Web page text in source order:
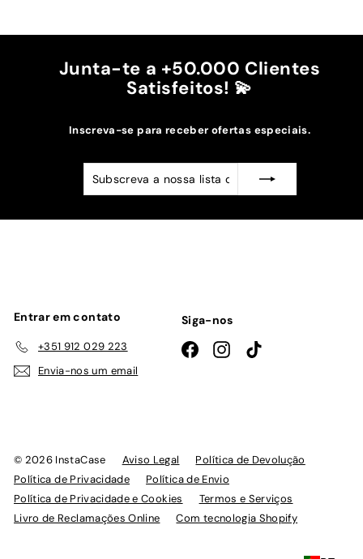
Junta-te a +50.000 Clientes
Satisfeitos! 💫
Inscreva-se para receber ofertas especiais.
Subscreva
a
Subscrever
Entrar em contato
+351 912 029 223
Envia-nos um email
Siga-nos
FacebookInstagramTikTok
© 2026 InstaCase Aviso Legal
Política de Devolução
Política de Privacidade
Política de Envio
Política de Privacidade e Cookies
Termos e Serviços
Livro de Reclamações Online
Com tecnologia Shopify